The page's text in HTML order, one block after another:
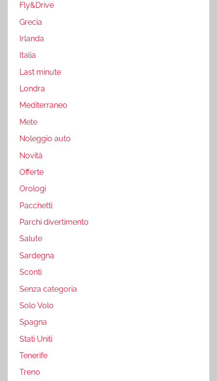
Fly&Drive
Grecia
Irlanda
Italia
Last minute
Londra
Mediterraneo
Mete
Noleggio auto
Novità
Offerte
Orologi
Pacchetti
Parchi divertimento
Salute
Sardegna
Sconti
Senza categoria
Solo Volo
Spagna
Stati Uniti
Tenerife
Treno